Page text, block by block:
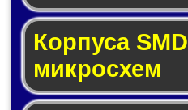
Корпуса SMD
мик­ро­схем